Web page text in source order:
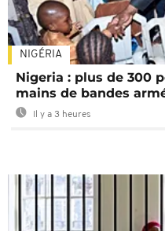
NIGÉRIA
Nigeria : plus de 300
mains de bandes
Il y a 3 heures